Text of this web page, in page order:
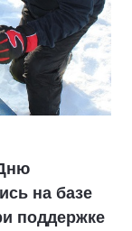
на базе
поддержке